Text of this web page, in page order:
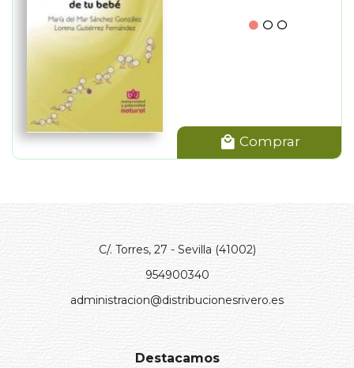
Comprar
C/. Torres, 27 - Sevilla (41002)
954900340
administracion@distribucionesrivero.es
Destacamos